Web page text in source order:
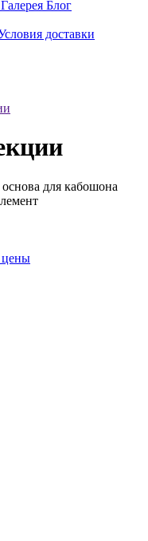
Галерея Блог
доставки
основа для кабошона